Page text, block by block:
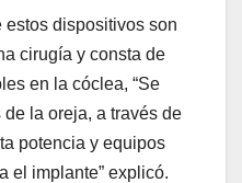
dispositivos son
cirugía y consta de
en la cóclea, “Se
la oreja, a través de
potencia y equipos
el implante” explicó.